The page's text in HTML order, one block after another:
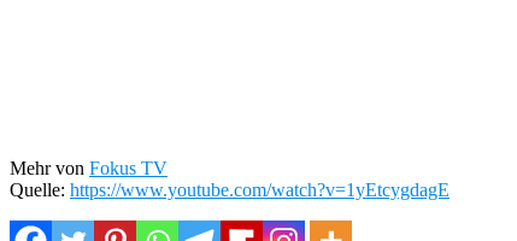
Mehr von Fokus TV
Quelle: https://www.youtube.com/watch?v=1yEtcygdagE